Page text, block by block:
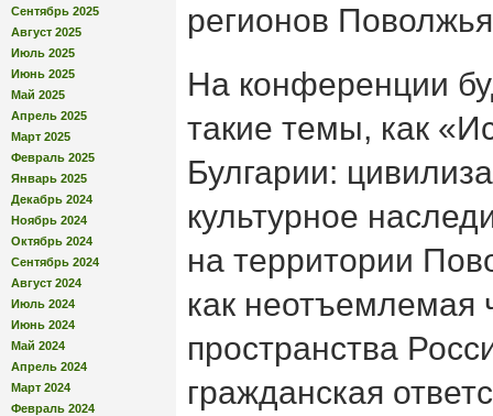
Сентябрь 2025
Август 2025
Июль 2025
Июнь 2025
Май 2025
Апрель 2025
Март 2025
Февраль 2025
Январь 2025
Декабрь 2024
Ноябрь 2024
Октябрь 2024
Сентябрь 2024
Август 2024
Июль 2024
Июнь 2024
Май 2024
Апрель 2024
Март 2024
Февраль 2024
регионов
На конференции
такие темы, как
Булгарии:
культурное
на территории
как неотъемлемая
пространства
гражданская